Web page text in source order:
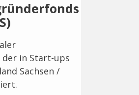
in Start-ups
Sachsen /